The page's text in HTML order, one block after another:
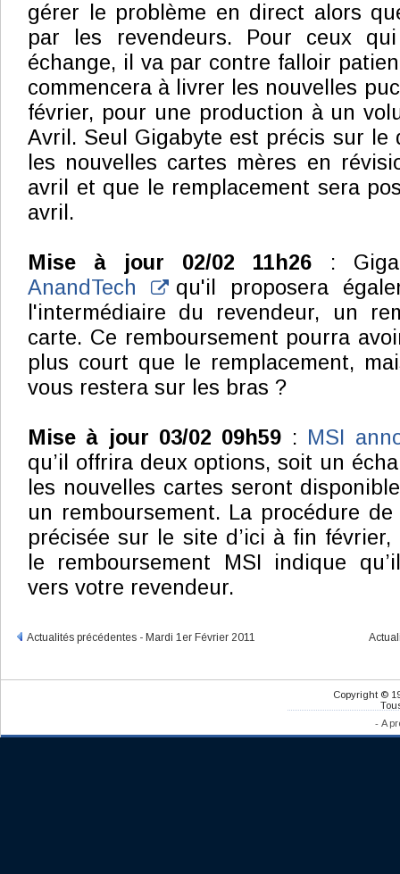
gérer le problème en direct alors
par les revendeurs. Pour ceux
échange, il va par contre falloir
commencera à livrer les nouvelles
février, pour une production à un
Avril. Seul Gigabyte est précis sur le
les nouvelles cartes mères en
avril et que le remplacement sera
avril.
Mise à jour 02/02 11h26 :
AnandTech
qu'il proposera
l'intermédiaire du revendeur, un
carte. Ce remboursement pourra
plus court que le remplacement,
vous restera sur les bras ?
Mise à jour 03/02 09h59 : MSI
qu’il offrira deux options, soit un
les nouvelles cartes seront
un remboursement. La procédure
précisée sur le site d’ici à fin
le remboursement MSI indique
vers votre revendeur.
Actualités précédentes - Mardi 1er Février 2011
Copyright ©
- A